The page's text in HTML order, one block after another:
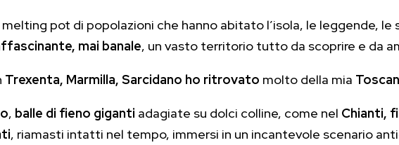
melting pot di popolazioni che hanno abitato l’isola, le leggende, le
mai banale, un vasto territorio tutto da scoprire e da
Trexenta, Marmilla, Sarcidano ho ritrovato molto della mia
, balle di fieno giganti adagiate su dolci colline, come nel Chianti,
, riamasti intatti nel tempo, immersi in un incantevole scenario